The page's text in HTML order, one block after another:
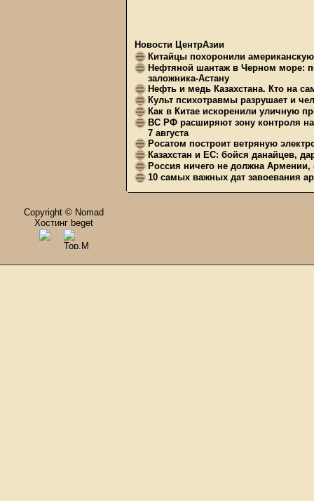
Новости ЦентрАзии
Китайцы похоронили
Нефтяной шантаж в Черном море:
заложника-Астану
Нефть и медь Казахстана. Кто на
Культ психотравмы разрушает и
Как в Китае искоренили уличную
ВС РФ расширяют зону контроля на
7 августа
Росатом построит ветряную
Казахстан и ЕС: бойся данайцев,
Россия ничего не должна Армении,
10 самых важных дат завоевания
Copyright © Nomad
Хостинг beget